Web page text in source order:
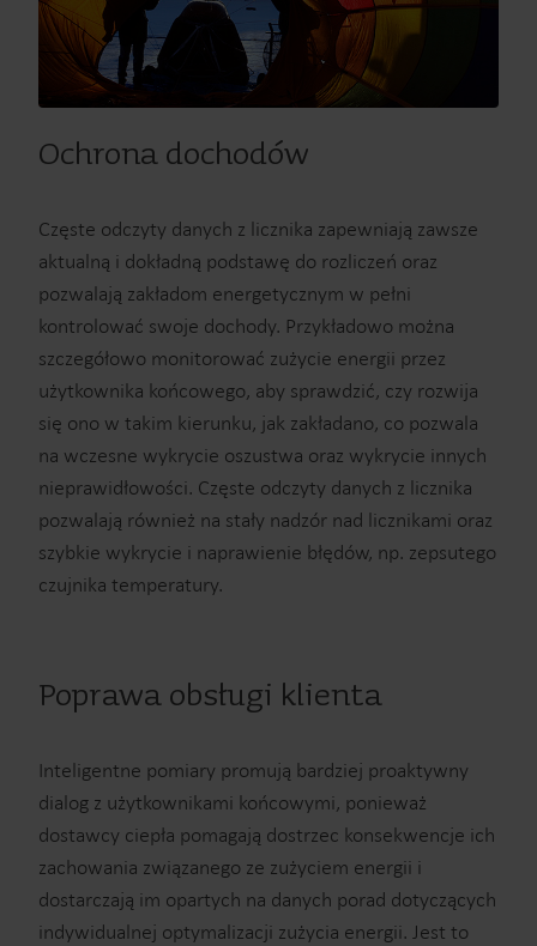
Ochrona dochodów
Częste odczyty danych z licznika zapewniają zawsze
aktualną i dokładną podstawę do rozliczeń oraz
pozwalają zakładom energetycznym w pełni
kontrolować swoje dochody. Przykładowo można
szczegółowo monitorować zużycie energii przez
użytkownika końcowego, aby sprawdzić, czy rozwija
się ono w takim kierunku, jak zakładano, co pozwala
na wczesne wykrycie oszustwa oraz wykrycie innych
nieprawidłowości. Częste odczyty danych z licznika
pozwalają również na stały nadzór nad licznikami oraz
szybkie wykrycie i naprawienie błędów, np. zepsutego
czujnika temperatury.
Poprawa obsługi klienta
Inteligentne pomiary promują bardziej proaktywny
dialog z użytkownikami końcowymi, ponieważ
dostawcy ciepła pomagają dostrzec konsekwencje ich
zachowania związanego ze zużyciem energii i
dostarczają im opartych na danych porad dotyczących
indywidualnej optymalizacji zużycia energii. Jest to